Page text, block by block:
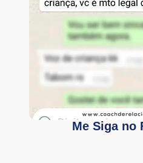
Me Siga no